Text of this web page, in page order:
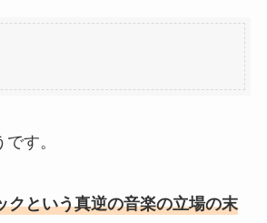
す。
クという真逆の音楽の立場の末